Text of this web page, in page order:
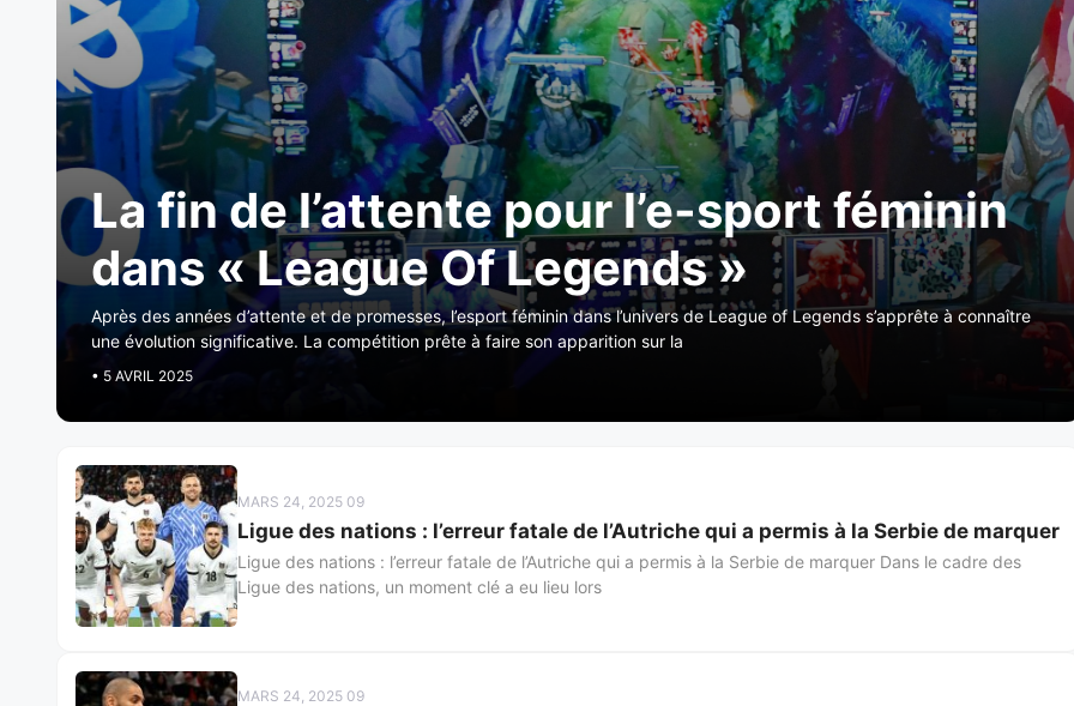
La fin de l’attente pour l’e-sport féminin
dans « League Of Legends »
Après des années d’attente et de promesses, l’esport féminin dans l’univers de League of Legends s’apprête à connaître
une évolution significative. La compétition prête à faire son apparition sur la
• 5 AVRIL 2025
MARS 24, 2025 09
Ligue des nations : l’erreur fatale de l’Autriche qui a permis à la Serbie de marquer
Ligue des nations : l’erreur fatale de l’Autriche qui a permis à la Serbie de marquer Dans le cadre des
Ligue des nations, un moment clé a eu lieu lors
MARS 24, 2025 09